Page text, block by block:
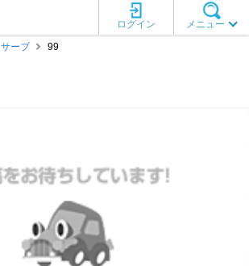
メニュー
ログイン
サーブ 99